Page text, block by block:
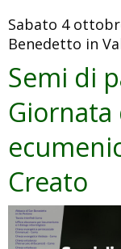
Sabato 4
Benedetto in
Semi di
Creato